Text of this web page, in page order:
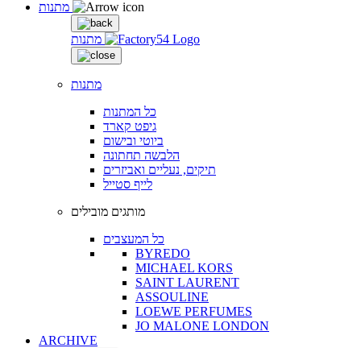
מתנות
מתנות
כל המתנות
גיפט קארד
ביוטי ובישום
הלבשה תחתונה
תיקים, נעליים ואביזרים
לייף סטייל
מותגים מובילים
כל המעצבים
BYREDO
MICHAEL KORS
SAINT LAURENT
ASSOULINE
LOEWE PERFUMES
JO MALONE LONDON
ARCHIVE